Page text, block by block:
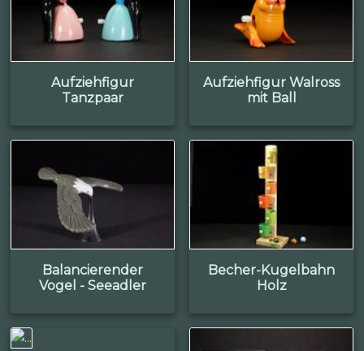
Aufziehfigur
Tanzpaar
Aufziehfigur Walross
mit Ball
Balancierender
Vogel - Seeadler
Becher-Kugelbahn
Holz